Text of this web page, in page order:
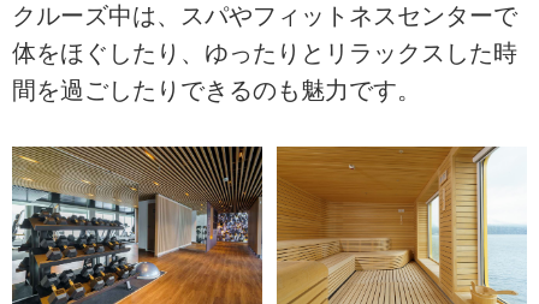
クルーズ中は、スパやフィットネスセンターで
体をほぐしたり、ゆったりとリラックスした時
間を過ごしたりできるのも魅力です。